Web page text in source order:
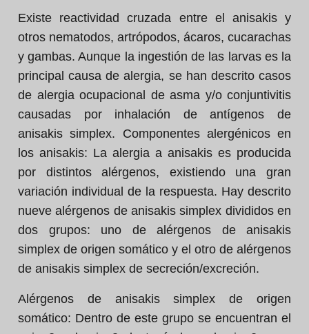
Existe reactividad cruzada entre el anisakis y
otros nematodos, artrópodos, ácaros, cucarachas
y gambas. Aunque la ingestión de las larvas es la
principal causa de alergia, se han descrito casos
de alergia ocupacional de asma y/o conjuntivitis
causadas por inhalación de antígenos de
anisakis simplex. Componentes alergénicos en
los anisakis: La alergia a anisakis es producida
por distintos alérgenos, existiendo una gran
variación individual de la respuesta. Hay descrito
nueve alérgenos de anisakis simplex divididos en
dos grupos: uno de alérgenos de anisakis
simplex de origen somático y el otro de alérgenos
de anisakis simplex de secreción/excreción.
Alérgenos de anisakis simplex de origen
somático: Dentro de este grupo se encuentran el